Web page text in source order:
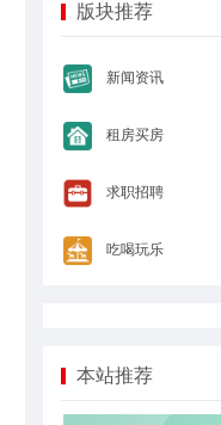
版块推荐
新闻资讯
租房买房
求职招聘
吃喝玩乐
本站推荐